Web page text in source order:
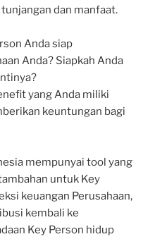
dan manfaat.
Anda siap
Anda? Siapkah Anda
yang Anda miliki
keuntungan bagi
mempunyai tool yang
untuk Key
keuangan Perusahaan,
kembali ke
Key Person hidup